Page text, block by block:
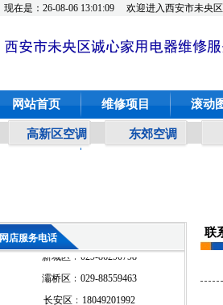
现在是：26-08-06 13:01:09 欢迎进入西安市未央
网站首页 维修项目 滚动
网上保修
高新区空调 东郊空调
联
网店服务电话
莲湖区：029-88985595
高新区﹕029-88985595
新城区﹕029-86290798
灞桥区﹕029-88559463
长安区﹕18049201992